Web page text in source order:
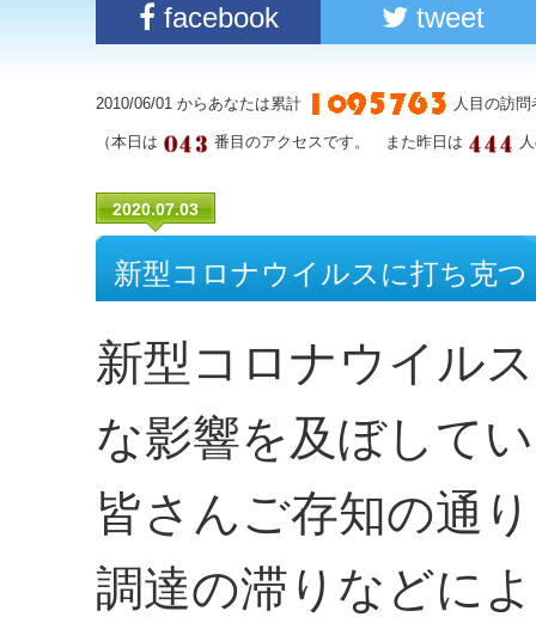
facebook tweet
2010/06/01 からあなたは累計 人目の訪
（本日は 番目のアクセスです。 また昨日は
2020.07.03
新型コロナウイルスに打ち克
新型コロナウイル
な影響を及ぼして
皆さんご存知の通
調達の滞りなどに